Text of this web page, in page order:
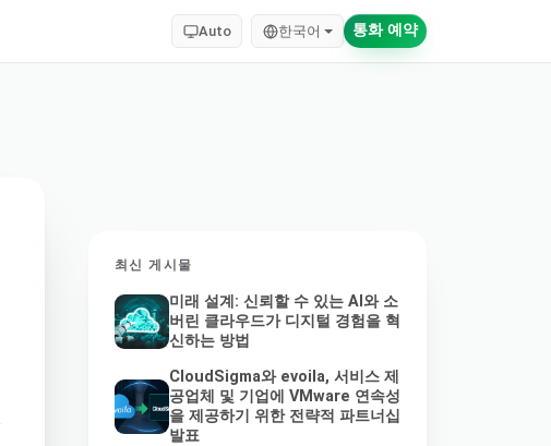
Auto 한국어 통화 예약
최신 게시물
미래 설계: 신뢰할 수 있는 AI와 소
버린 클라우드가 디지털 경험을 혁
신하는 방법
CloudSigma와 evoila, 서비스 제
공업체 및 기업에 VMware 연속성
을 제공하기 위한 전략적 파트너십
발표